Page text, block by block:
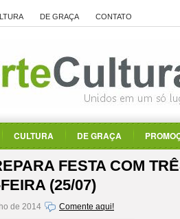
DE GRAÇA CONTATO
CULTURA DE GRAÇA
FESTA COM
(25/07)
de 2014 Comente aqui!